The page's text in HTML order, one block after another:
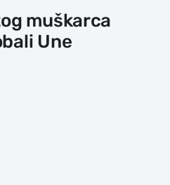
muškarca
Une